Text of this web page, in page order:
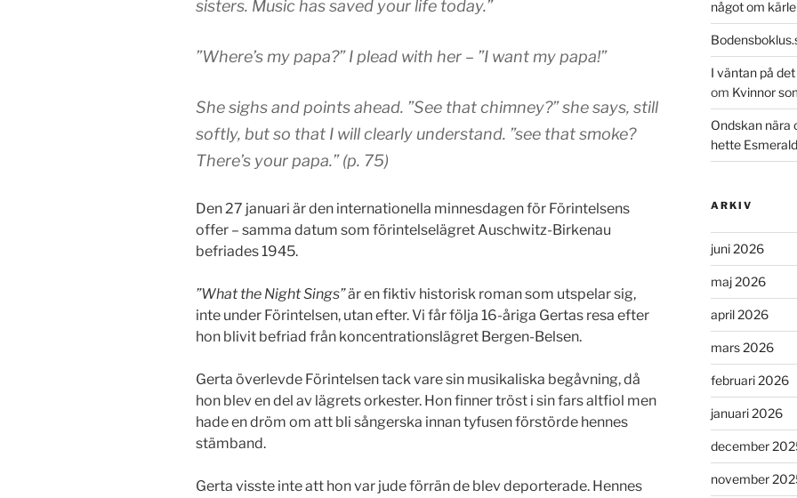
sisters. Music has saved your life today.”
”Where’s my papa?” I plead with her – ”I want my papa!”
She sighs and points ahead. ”See that chimney?” she says, still
softly, but so that I will clearly understand. ”see that smoke?
There’s your papa.” (p. 75)
Den 27 januari är den internationella minnesdagen för Förintelsens
offer – samma datum som förintelselägret Auschwitz-Birkenau
befriades 1945.
”What the Night Sings”är en fiktiv historisk roman som utspelar sig,
inte under Förintelsen, utan efter. Vi får följa 16-åriga Gertas resa efter
hon blivit befriad från koncentrationslägret Bergen-Belsen.
Gerta överlevde Förintelsen tack vare sin musikaliska begåvning, då
hon blev en del av lägrets orkester. Hon finner tröst i sin fars altfiol men
hade en dröm om att bli sångerska innan tyfusen förstörde hennes
stämband.
Gerta visste inte att hon var jude förrän de blev deporterade. Hennes
något om
I väntan på
om Kvinnor
Ondskan nära
hette
ARKIV
juni 2026
maj 2026
april 2026
mars 2026
februari 2026
januari 2026
december
november